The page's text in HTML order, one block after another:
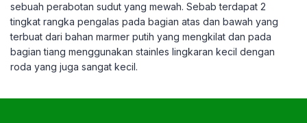
sebuah perabotan sudut yang mewah. Sebab terdapat 2
tingkat rangka pengalas pada bagian atas dan bawah yang
terbuat dari bahan marmer putih yang mengkilat dan pada
bagian tiang menggunakan stainles lingkaran kecil dengan
roda yang juga sangat kecil.